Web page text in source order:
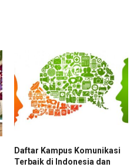
Daftar Kampus Komunikasi
Terbaik di Indonesia dan